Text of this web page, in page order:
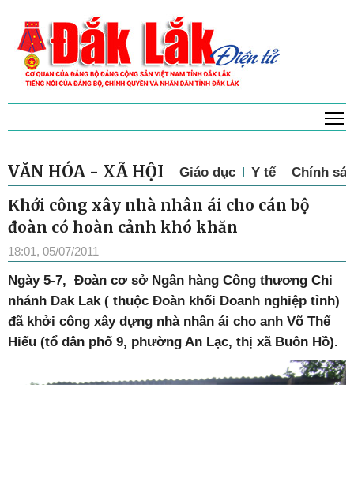
VĂN HÓA - XÃ HỘI Giáo dục Y tế Chính
Khới công xây nhà nhân ái cho cán bộ
đoàn có hoàn cảnh khó khăn
18:01, 05/07/2011
Ngày 5-7, Đoàn cơ sở Ngân hàng Công thương Chi
nhánh Dak Lak ( thuộc Đoàn khối Doanh nghiệp tỉnh)
đã khởi công xây dựng nhà nhân ái cho anh Võ Thế
Hiếu (tổ dân phố 9, phường An Lạc, thị xã Buôn Hồ).